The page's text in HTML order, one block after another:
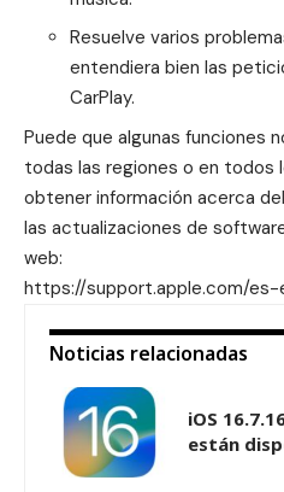
Resuelve varios
entendiera bien las
CarPlay.
Puede que algunas funciones
todas las regiones o en todos
obtener información acerca
las actualizaciones de
web:
https://support.apple.com/es-
Noticias relacionadas
iOS
están